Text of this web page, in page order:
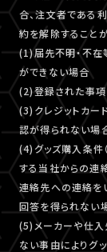
合、注文者である
約を解除することが
(1)届先不明・不在
ができない場合
(2)登録された事
(3)クレジットカー
認が得られない場
(4)グッズ購入条件
する当社からの連
連絡先への連絡を
回答を得られない
(5)メーカーや仕入
ない事由によりグ